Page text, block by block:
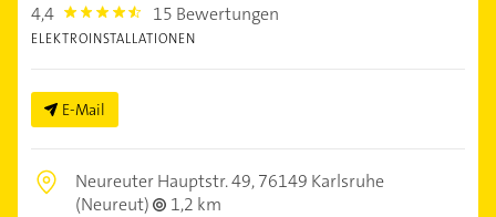
4,4 4.4 15 Bewertungen
ELEKTROINSTALLATIONEN
E-Mail
Neureuter Hauptstr. 49,76149 Karlsruhe
(Neureut)
1,2 km